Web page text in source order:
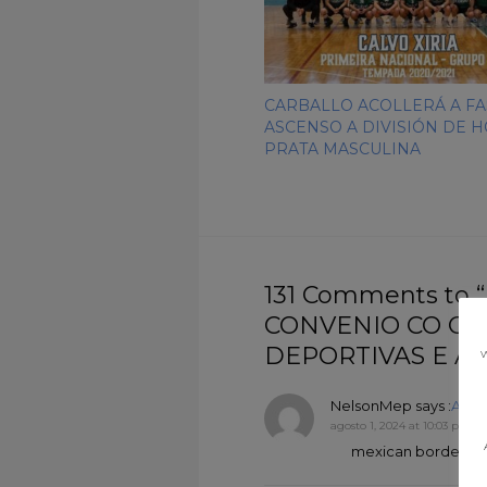
CARBALLO ACOLLERÁ A
ASCENSO A DIVISIÓN DE
PRATA MASCULINA
131 Comments to
CONVENIO CO
DEPORTIVAS E A
NelsonMep says :
agosto 1, 2024 at 10:03 pm
mexican border